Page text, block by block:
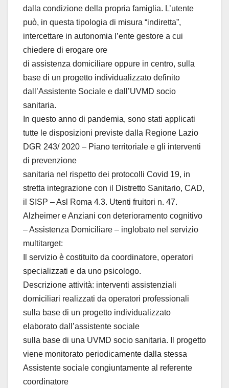
dalla condizione della propria famiglia. L’utente
può, in questa tipologia di misura “indiretta”,
intercettare in autonomia l’ente gestore a cui
chiedere di erogare ore
di assistenza domiciliare oppure in centro, sulla
base di un progetto individualizzato definito
dall’Assistente Sociale e dall’UVMD socio
sanitaria.
In questo anno di pandemia, sono stati applicati
tutte le disposizioni previste dalla Regione Lazio
DGR 243/ 2020 – Piano territoriale e gli interventi
di prevenzione
sanitaria nel rispetto dei protocolli Covid 19, in
stretta integrazione con il Distretto Sanitario, CAD,
il SISP – Asl Roma 4.3. Utenti fruitori n. 47.
Alzheimer e Anziani con deterioramento cognitivo
– Assistenza Domiciliare – inglobato nel servizio
multitarget:
Il servizio è costituito da coordinatore, operatori
specializzati e da uno psicologo.
Descrizione attività: interventi assistenziali
domiciliari realizzati da operatori professionali
sulla base di un progetto individualizzato
elaborato dall’assistente sociale
sulla base di una UVMD socio sanitaria. Il progetto
viene monitorato periodicamente dalla stessa
Assistente sociale congiuntamente al referente
coordinatore